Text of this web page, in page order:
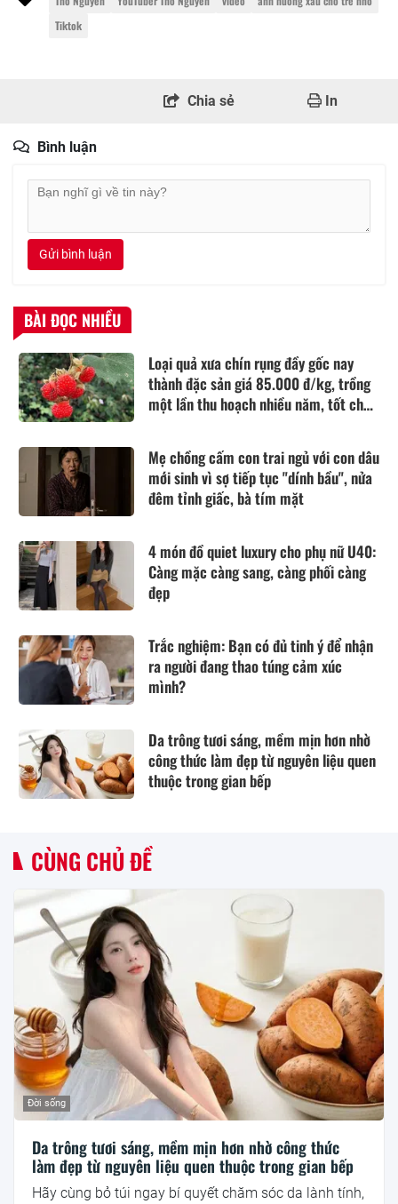
Tiktok
Chia sẻ In
Bình luận
Gửi bình luận
BÀI ĐỌC NHIỀU
Loại quả xưa chín rụng đầy gốc nay
thành đặc sản giá 85.000 đ/kg, trồng
một lần thu hoạch nhiều năm, tốt cho
Mẹ chồng cấm con trai ngủ với con dâu
mới sinh vì sợ tiếp tục "dính bầu", nửa
đêm tỉnh giấc, bà tím mặt
4 món đồ quiet luxury cho phụ nữ U40:
Càng mặc càng sang, càng phối càng
đẹp
Trắc nghiệm: Bạn có đủ tinh ý để nhận
ra người đang thao túng cảm xúc
mình?
Da trông tươi sáng, mềm mịn hơn nhờ
công thức làm đẹp từ nguyên liệu quen
thuộc trong gian bếp
CÙNG CHỦ ĐỀ
Đời sống
Da trông tươi sáng, mềm mịn hơn nhờ công thức
làm đẹp từ nguyên liệu quen thuộc trong gian bếp
Hãy cùng bỏ túi ngay bí quyết chăm sóc da lành tính,